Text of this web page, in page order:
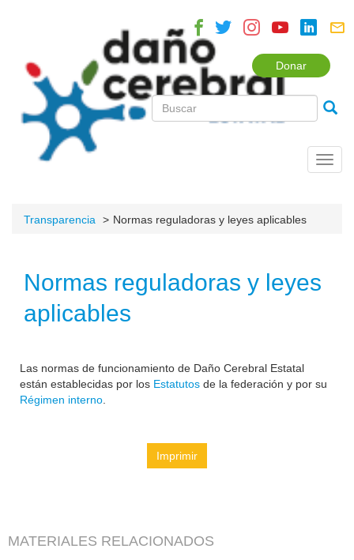
Donar
Transparencia Normas reguladoras y leyes aplicables
Normas reguladoras y leyes
aplicables
Las normas de funcionamiento de Daño Cerebral Estatal
están establecidas por los Estatutos de la federación y por su
Régimen interno
Imprimir
MATERIALES RELACIONADOS